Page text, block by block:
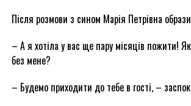
Після розмови з сином Марія Петрівна
– А я хотіла у вас ще пару місяців пожити!
без мене?
– Будемо приходити до тебе в гості, –